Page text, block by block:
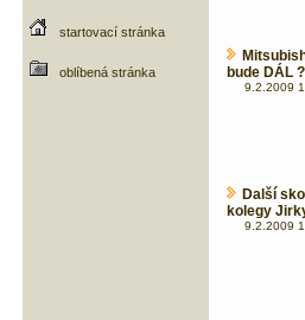
startovací stránka
oblíbená stránka
bude DÁL
9.2.2009
Další
kolegy
9.2.2009